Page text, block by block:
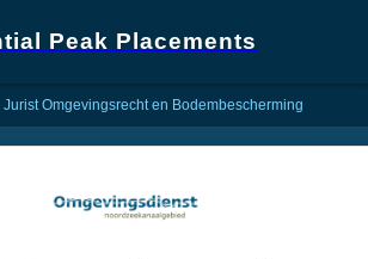
Peak Placements
Jurist Omgevingsrecht en Bodembescherming